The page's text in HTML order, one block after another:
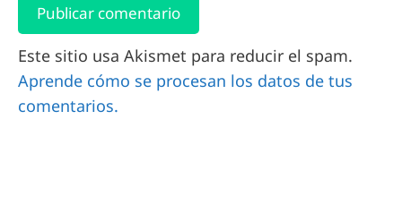
Este sitio usa Akismet para reducir el spam.
Aprende cómo se procesan los datos de tus
comentarios.